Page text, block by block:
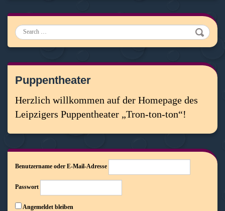
Search
Puppentheater
Herzlich willkommen auf der Homepage des
Leipzigers Puppentheater „Tron-ton-ton“!
Benutzername oder E-Mail-Adresse
Passwort
Angemeldet bleiben